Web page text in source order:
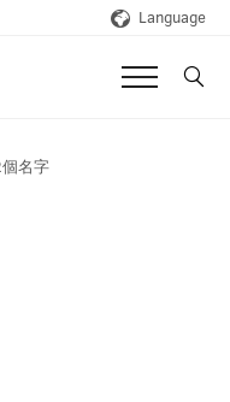
Language
名字